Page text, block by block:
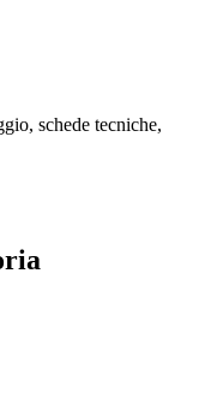
schede tecniche,